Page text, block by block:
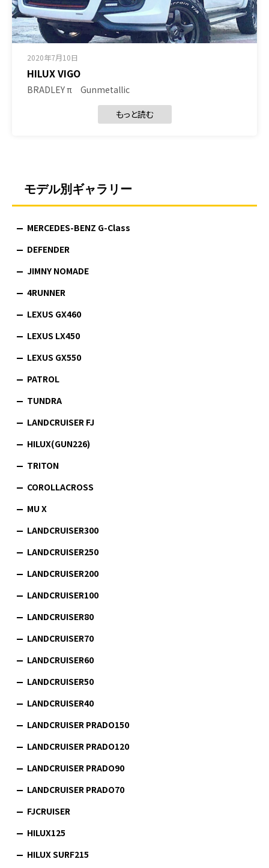
2020年7月10日
HILUX VIGO
BRADLEY π Gunmetallic
もっと読む
モデル別ギャラリー
MERCEDES-BENZ G-Class
DEFENDER
JIMNY NOMADE
4RUNNER
LEXUS GX460
LEXUS LX450
LEXUS GX550
PATROL
TUNDRA
LANDCRUISER FJ
HILUX(GUN226)
TRITON
COROLLACROSS
MU X
LANDCRUISER300
LANDCRUISER250
LANDCRUISER200
LANDCRUISER100
LANDCRUISER80
LANDCRUISER70
LANDCRUISER60
LANDCRUISER50
LANDCRUISER40
LANDCRUISER PRADO150
LANDCRUISER PRADO120
LANDCRUISER PRADO90
LANDCRUISER PRADO70
FJCRUISER
HILUX125
HILUX SURF215